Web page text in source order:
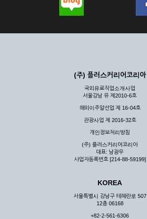
(주) 플러스커리어코리아
국외유료직업소개사업
서울강남 유 제2010-6호
해외이주알선업 제 16-04호
관광사업 제 2016-32호
개인정보처리방침
(주) 플러스커리어코리아
대표: 남광우
사업자등록번호 [214-88-59199]
KOREA
서울특별시 강남구 테헤란로 507
12층 06168
+82-2-561-6306